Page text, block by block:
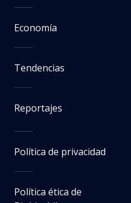
Economía
Tendencias
Reportajes
Política de privacidad
Política ética de